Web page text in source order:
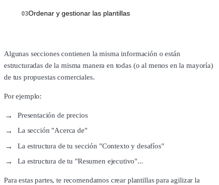
03Ordenar y gestionar las plantillas
Algunas secciones contienen la misma información o están
estructuradas de la misma manera en todas (o al menos en la mayoría)
de tus propuestas comerciales.
Por ejemplo:
Presentación de precios
La sección "Acerca de"
La estructura de tu sección "Contexto y desafíos"
La estructura de tu "Resumen ejecutivo"...
Para estas partes, te recomendamos crear plantillas para agilizar la